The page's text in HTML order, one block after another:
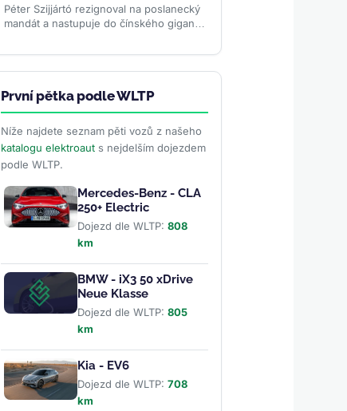
Péter Szijjártó rezignoval na poslanecký
mandát a nastupuje do čínského gigantu
kdy automobilka...>>
První pětka podle WLTP
Níže najdete seznam pěti vozů z našeho
katalogu elektroauts nejdelším dojezdem
podle WLTP.
Mercedes-Benz - CLA
250+ Electric
Dojezd dle WLTP: 808
km
BMW - iX3 50 xDrive
Neue Klasse
Dojezd dle WLTP: 805
km
Kia - EV6
Dojezd dle WLTP: 708
km